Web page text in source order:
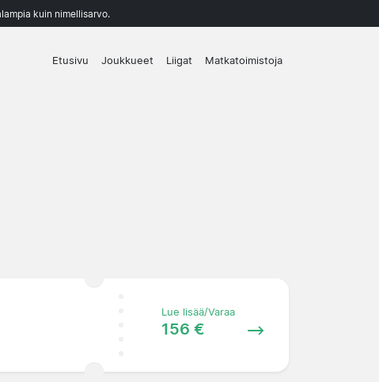
kuin nimellisarvo.
Etusivu Joukkueet Liigat Matkatoimistoja
Lue lisää/Varaa
156 €